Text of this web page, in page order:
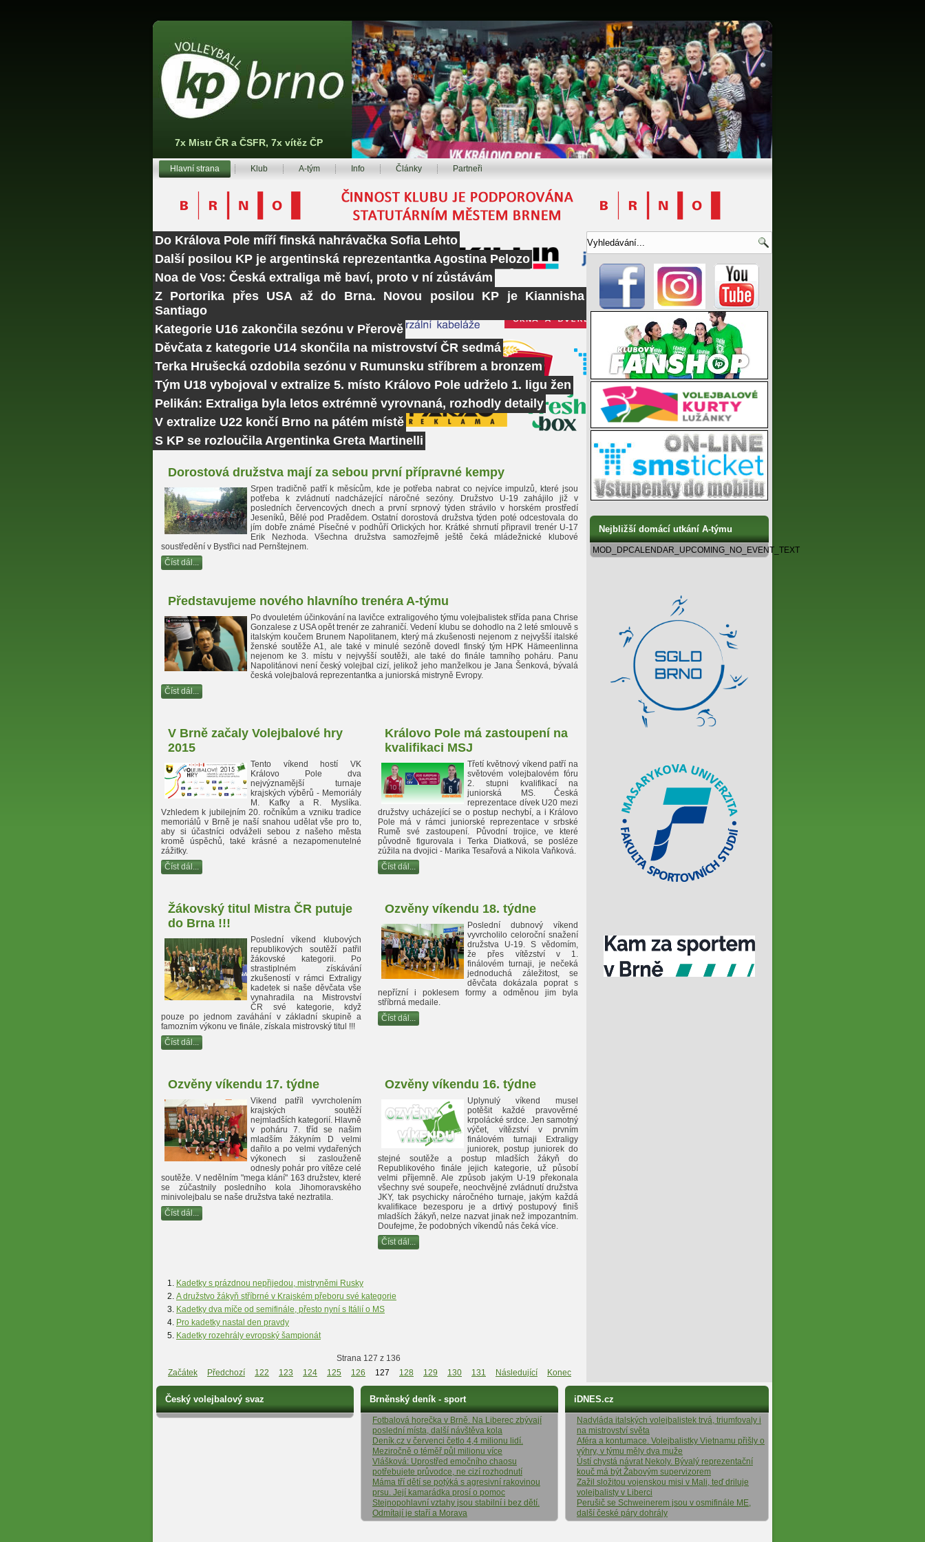
7x Mistr ČR a ČSFR, 7x vítěz ČP
Hlavní strana Klub A-tým Info Články Partneři
Do Králova Pole míří finská nahrávačka Sofia Lehto
Další posilou KP je argentinská reprezentantka Agostina Pelozo
Noa de Vos: Česká extraliga mě baví, proto v ní zůstávám
Z Portorika přes USA až do Brna. Novou posilou KP je Kiannisha
Santiago
Kategorie U16 zakončila sezónu v Přerově
Děvčata z kategorie U14 skončila na mistrovství ČR sedmá
Terka Hrušecká ozdobila sezónu v Rumunsku stříbrem a bronzem
Tým U18 vybojoval v extralize 5. místo Královo Pole udrželo 1. ligu žen
Pelikán: Extraliga byla letos extrémně vyrovnaná, rozhodly detaily
V extralize U22 končí Brno na pátém místě
S KP se rozloučila Argentinka Greta Martinelli
Dorostová družstva mají za sebou první přípravné kempy
Srpen tradičně patří k měsícům, kde je potřeba nabrat co nejvíce impulzů, které jsou
potřeba k zvládnutí nadcházející náročné sezóny. Družstvo U-19 zahájilo již v
posledních červencových dnech a první srpnový týden strávilo v horském prostředí
Jeseníků, Bělé pod Pradědem. Ostatní dorostová družstva týden poté odcestovala do
jím dobře známé Písečné v podhůří Orlických hor. Krátké shrnutí připravil trenér U-17
Erik Nezhoda. Všechna družstva samozřejmě ještě čeká mládežnické klubové
soustředění v Bystřici nad Pernštejnem.
Číst dál...
Představujeme nového hlavního trenéra A-týmu
Po dvouletém účinkování na lavičce extraligového týmu volejbalistek střída pana Chrise
Gonzalese z USA opět trenér ze zahraničí. Vedení klubu se dohodlo na 2 leté smlouvě s
italským koučem Brunem Napolitanem, který má zkušenosti nejenom z nejvyšší italské
ženské soutěže A1, ale také v minulé sezóně dovedl finský tým HPK Hämeenlinna
nejenom ke 3. místu v nejvyšší soutěži, ale také do finále tamního poháru. Panu
Napolitánovi není český volejbal cizí, jelikož jeho manželkou je Jana Šenková, bývalá
česká volejbalová reprezentantka a juniorská mistryně Evropy.
Číst dál...
V Brně začaly Volejbalové hry
2015
Tento víkend hostí VK
Královo Pole dva
nejvýznamější turnaje
krajských výběrů - Memoriály
M. Kafky a R. Myslíka.
Vzhledem k jubilejním 20. ročníkům a vzniku tradice
memoriálů v Brně je naší snahou udělat vše pro to,
aby si účastníci odváželi sebou z našeho města
kromě úspěchů, také krásné a nezapomenutelné
zážitky.
Číst dál...
Královo Pole má zastoupení na
kvalifikaci MSJ
Třetí květnový víkend patří na
světovém volejbalovém fóru
2. stupni kvalifikací na
juniorská MS. Česká
reprezentace dívek U20 mezi
družstvy ucházející se o postup nechybí, a i Královo
Pole má v rámci juniorské reprezentace v srbské
Rumě své zastoupení. Původní trojice, ve které
původně figurovala i Terka Diatková, se posléze
zúžila na dvojici - Marika Tesařová a Nikola Vaňková.
Číst dál...
Žákovský titul Mistra ČR putuje
do Brna !!!
Poslední víkend klubových
republikových soutěží patřil
žákovské kategorii. Po
strastiplném získávání
zkušeností v rámci Extraligy
kadetek si naše děvčata vše
vynahradila na Mistrovství
ČR své kategorie, když
pouze po jednom zaváhání v základní skupině a
famozním výkonu ve finále, získala mistrovský titul !!!
Číst dál...
Ozvěny víkendu 18. týdne
Poslední dubnový víkend
vyvrcholilo celoroční snažení
družstva U-19. S vědomím,
že přes vítězství v 1.
finálovém turnaji, je nečeká
jednoduchá záležitost, se
děvčata dokázala poprat s
nepřízní i poklesem formy a odměnou jim byla
stříbrná medaile.
Číst dál...
Ozvěny víkendu 17. týdne
Vikend patříl vyvrcholením
krajských soutěží
nejmladších kategorií. Hlavně
v poháru 7. tříd se našim
mladším žákyním D velmi
dařilo a po velmi vydařených
výkonech si zaslouženě
odnesly pohár pro vítěze celé
soutěže. V nedělním "mega klání" 163 družstev, které
se zúčastnily posledního kola Jihomoravského
minivolejbalu se naše družstva také neztratila.
Číst dál...
Ozvěny víkendu 16. týdne
Uplynulý víkend musel
potěšit každé pravověrné
krpolácké srdce. Jen samotný
výčet, vítězství v prvním
finálovém turnaji Extraligy
juniorek, postup juniorek do
stejné soutěže a postup mladších žákyň do
Republikového finále jejich kategorie, už působí
velmi příjemně. Ale způsob jakým U-19 překonala
všechny své soupeře, neochvějné zvládnutí družstva
JKY, tak psychicky náročného turnaje, jakým každá
kvalifikace bezesporu je a drtivý postupový finiš
mladších žákyň, nelze nazvat jinak než impozantním.
Doufejme, že podobných víkendů nás čeká více.
Číst dál...
Kadetky s prázdnou nepřijedou, mistryněmi Rusky
A družstvo žákyň stříbrné v Krajském přeboru své kategorie
Kadetky dva míče od semifinále, přesto nyní s Itálií o MS
Pro kadetky nastal den pravdy
Kadetky rozehrály evropský šampionát
Strana 127 z 136
Začátek
Předchozí 122 123 124 125 126 127 128 129 130 131 Následující Konec
Nejbližší domácí utkání A-týmu
MOD_DPCALENDAR_UPCOMING_NO_EVENT_TEXT
Český volejbalový svaz Brněnský deník - sport
Fotbalová horečka v Brně. Na Liberec zbývají
poslední místa, další návštěva kola
Deník.cz v červenci četlo 4,4 milionu lidí.
Meziročně o téměř půl milionu více
Vlášková: Uprostřed emočního chaosu
potřebujete průvodce, ne cizí rozhodnutí
Máma tří dětí se potýká s agresivní rakovinou
prsu. Její kamarádka prosí o pomoc
Stejnopohlavní vztahy jsou stabilní i bez dětí.
Odmítají je staří a Morava
iDNES.cz
Nadvláda italských volejbalistek trvá, triumfovaly i
na mistrovství světa
Aféra a kontumace. Volejbalistky Vietnamu přišly o
výhry, v týmu měly dva muže
Ústí chystá návrat Nekoly. Bývalý reprezentační
kouč má být Žabovým supervizorem
Zažil složitou vojenskou misi v Mali, teď driluje
volejbalisty v Liberci
Perušič se Schweinerem jsou v osmifinále ME,
další české páry dohrály